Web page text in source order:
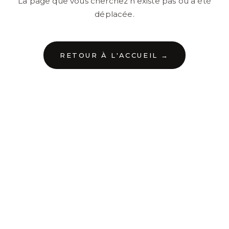
déplacée.
RETOUR À L'ACCUEIL →